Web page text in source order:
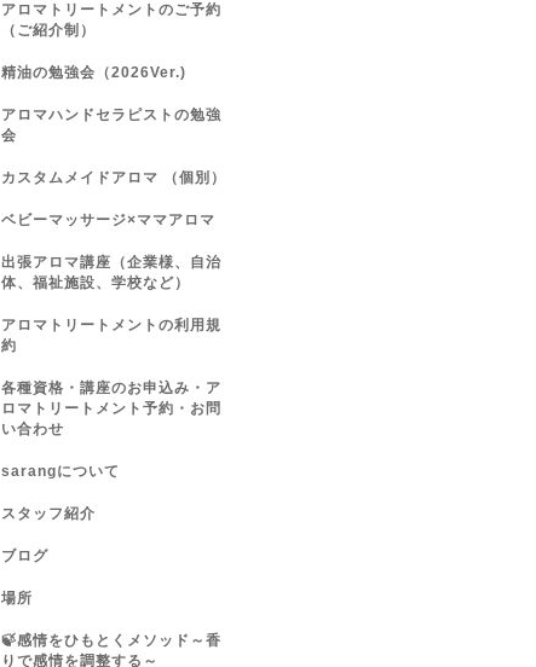
アロマトリートメントのご予約
（ご紹介制）
精油の勉強会（2026Ver.)
アロマハンドセラピストの勉強
会
カスタムメイドアロマ （個別）
ベビーマッサージ×ママアロマ
出張アロマ講座（企業様、自治
体、福祉施設、学校など）
アロマトリートメントの利用規
約
各種資格・講座のお申込み・ア
ロマトリートメント予約・お問
い合わせ
sarangについて
スタッフ紹介
ブログ
場所
🍃感情をひもとくメソッド～香
りで感情を調整する～